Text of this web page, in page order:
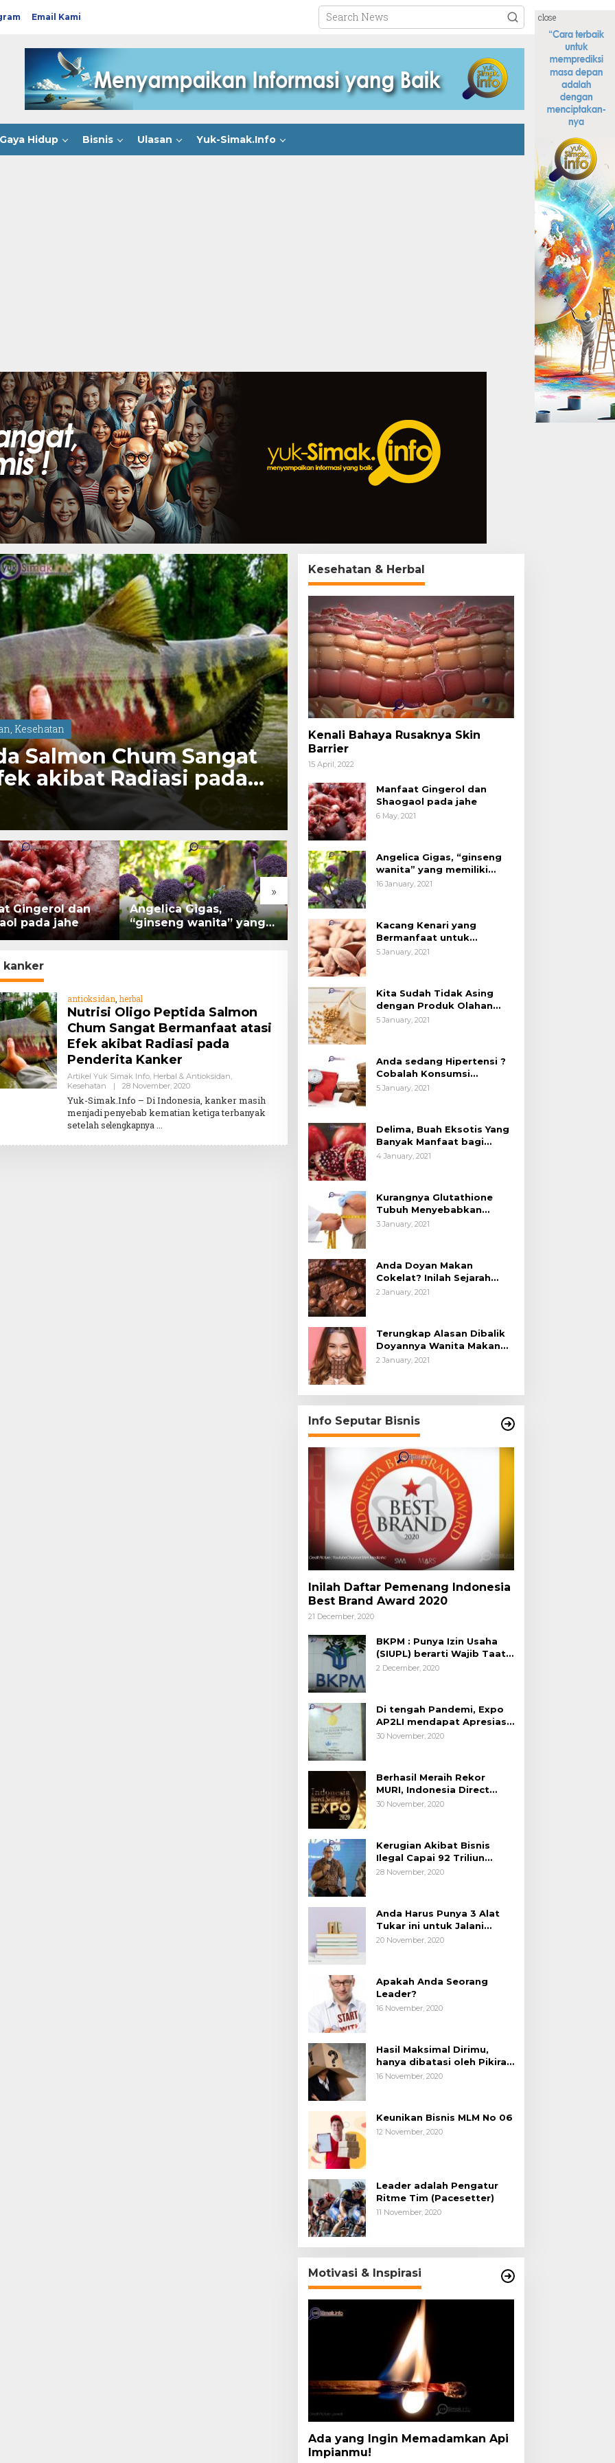
Email Kami
Hidup Bisnis Ulasan Yuk-Simak.Info
close
, Kesehatan
Salmon Chum Sangat
akibat Radiasi pada
»
Gingerol dan
pada jahe
Angelica Gigas,
“ginseng wanita” yang
memiliki peran
Kacang Kenari yang
Bermanfaat untuk
Kesehatan (Bukan
Hanya untuk Bahan Kue)
dengan Produk Olahan
Kedelai, Tapi Sudah
kanker
antioksidan,herbal
Nutrisi Oligo Peptida Salmon
Chum Sangat Bermanfaat atasi
Efek akibat Radiasi pada
Penderita Kanker
Artikel Yuk Simak Info, Herbal & Antioksidan,
Kesehatan
| 28 November, 2020By
August
Yuk-Simak.Info – Di Indonesia, kanker masih
menjadi penyebab kematian ketiga terbanyak
setelahselengkapnya
Kesehatan & Herbal
Kenali Bahaya Rusaknya Skin
Barrier
15 April, 2022
Manfaat Gingerol dan
Shaogaol pada jahe
6 May, 2021
Angelica Gigas, “ginseng
wanita” yang memiliki
peran mengatasi kanker.
16 January, 2021
Kacang Kenari yang
Bermanfaat untuk
Kesehatan (Bukan Hanya
5 January, 2021
Kita Sudah Tidak Asing
dengan Produk Olahan
Kedelai, Tapi Sudah Tahu
5 January, 2021
Anda sedang Hipertensi ?
Cobalah Konsumsi
Cokelat.
5 January, 2021
Delima, Buah Eksotis Yang
Banyak Manfaat bagi
Tubuh
4 January, 2021
Kurangnya Glutathione
Tubuh Menyebabkan
Obesitas
3 January, 2021
Anda Doyan Makan
Cokelat? Inilah Sejarah
Awalnya Cokelat di Dunia
2 January, 2021
Terungkap Alasan Dibalik
Doyannya Wanita Makan
Cokelat
2 January, 2021
Info Seputar Bisnis
Inilah Daftar Pemenang Indonesia
Best Brand Award 2020
21 December, 2020
BKPM : Punya Izin Usaha
(SIUPL) berarti Wajib Taat
Aturan
2 December, 2020
Di tengah Pandemi, Expo
AP2LI mendapat Apresiasi
Rekor MURI
30 November, 2020
Berhasil Meraih Rekor
MURI, Indonesia Direct
Selling 4.0 Expo 2020
30 November, 2020
Kerugian Akibat Bisnis
Ilegal Capai 92 Triliun
Rupiah, AP2LI menghimbau
28 November, 2020
Anda Harus Punya 3 Alat
Tukar ini untuk Jalani
Hidup.
20 November, 2020
Apakah Anda Seorang
Leader?
16 November, 2020
Hasil Maksimal Dirimu,
hanya dibatasi oleh Pikiran
Negatif.
16 November, 2020
Keunikan Bisnis MLM No 06
12 November, 2020
Leader adalah Pengatur
Ritme Tim (Pacesetter)
11 November, 2020
Motivasi & Inspirasi
Ada yang Ingin Memadamkan Api
Impianmu!